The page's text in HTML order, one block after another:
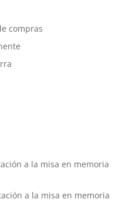
compras
a la misa en memoria
a la misa en memoria